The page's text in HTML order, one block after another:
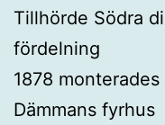
Tillhörde Södra
fördelning
1878
Dämmans fyrhus